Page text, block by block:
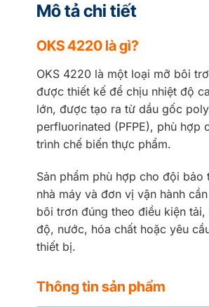
Mô tả chi tiết
OKS 4220 là gì?
OKS 4220 là một loại mỡ bôi
được thiết kế để chịu nhiệt độ
lớn, được tạo ra từ dầu gốc
perfluorinated (PFPE), phù hợp
trình chế biến thực phẩm.
Sản phẩm phù hợp cho đội bảo
nhà máy và đơn vị vận hành
bôi trơn đúng theo điều kiện
độ, nước, hóa chất hoặc yêu
thiết bị.
Thông tin sản phẩm